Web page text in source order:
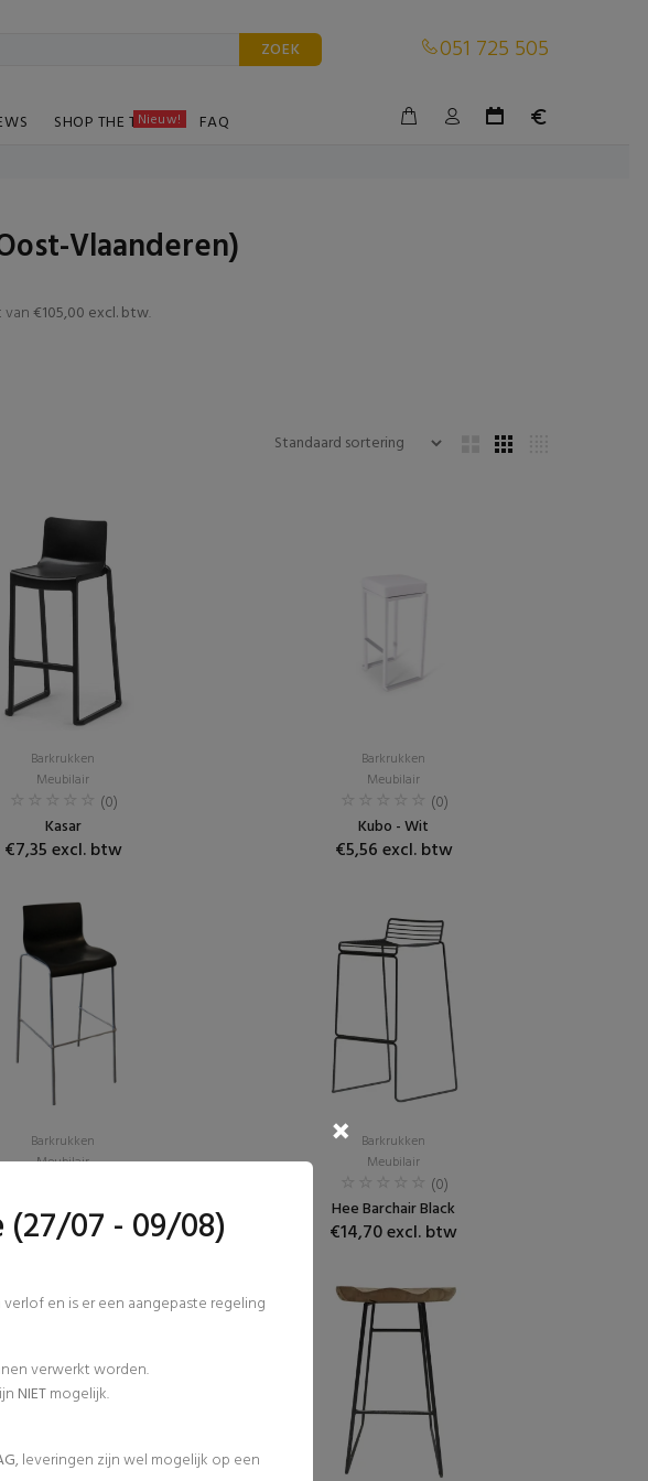
ZOEK 051 725 505
SHOP THE TABLE
Nieuw! FAQ
Vlaanderen)
€105,00 excl. btw.
Barkrukken
Meubilair
(0)
Kasar
€7,35 excl. btw
Barkrukken
Meubilair
(0)
Kubo - Wit
€5,56 excl. btw
Barkrukken
Meubilair
Onyx
€6,30 excl. btw
Barkrukken
Meubilair
(0)
Hee Barchair Black
€14,70 excl. btw
07 - 09/08)
en is er een aangepaste regeling
verwerkt worden.
NIETmogelijk.
, leveringen zijn wel mogelijk op een